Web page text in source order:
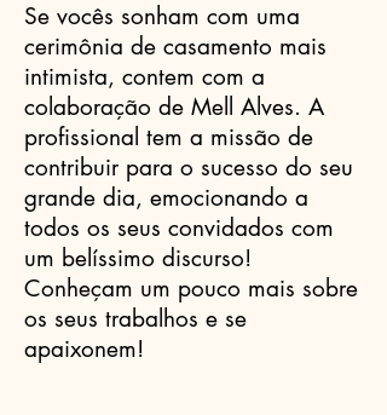
Se vocês sonham com uma
cerimônia de casamento mais
intimista, contem com a
colaboração de Mell Alves. A
profissional tem a missão de
contribuir para o sucesso do seu
grande dia, emocionando a
todos os seus convidados com
um belíssimo discurso!
Conheçam um pouco mais sobre
os seus trabalhos e se
apaixonem!